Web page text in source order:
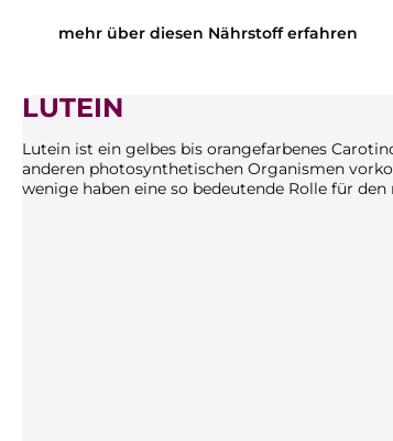
mehr über diesen Nährstoff erfahren
LUTEIN
Lutein ist ein gelbes bis orangefarbenes
anderen photosynthetischen Organismen
wenige haben eine so bedeutende Rolle für